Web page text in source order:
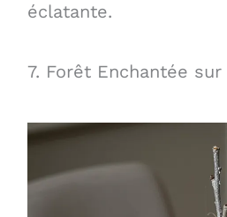
éclatante.
7. Forêt Enchantée sur